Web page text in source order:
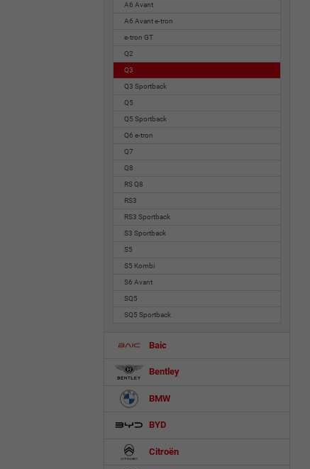
A6 Avant
A6 Avant e-tron
e-tron GT
Q2
Q3
Q3 Sportback
Q5
Q5 Sportback
Q6 e-tron
Q7
Q8
RS Q8
RS3
RS3 Sportback
S3 Sportback
S5
S5 Kombi
S6 Avant
SQ5
SQ5 Sportback
Baic
Bentley
BMW
BYD
Citroën